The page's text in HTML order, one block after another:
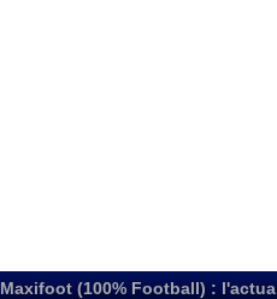
Maxifoot (100% Football) :